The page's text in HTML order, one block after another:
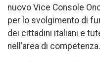
nuovo Vice Console
per lo svolgimento di
dei cittadini italiani e
nell’area di competenza.